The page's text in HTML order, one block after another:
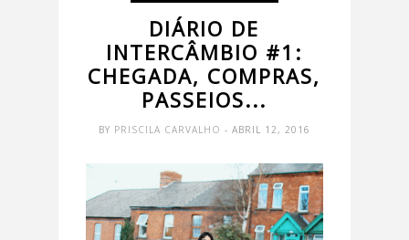
DIÁRIO DE
INTERCÂMBIO #1:
CHEGADA, COMPRAS,
PASSEIOS...
BY PRISCILA CARVALHO - ABRIL 12, 2016